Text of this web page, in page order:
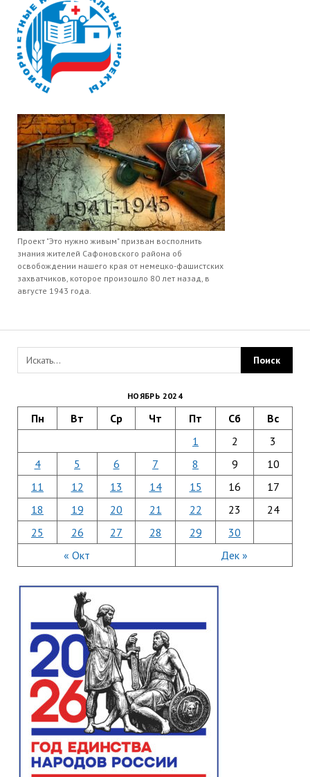
Проект "Это нужно живым" призван восполнить
знания жителей Сафоновского района об
освобождении нашего края от немецко-фашистских
захватчиков, которое произошло 80 лет назад, в
августе 1943 года.
НОЯБРЬ 2024
Пн Вт Ср Чт Пт Сб Вс
« Окт Дек »
1 2
3
4
5 6 7 8 9
10
11
12 13 14 15 16
17
18
19 20 21 22 23
24
25
26 27 28 29 30